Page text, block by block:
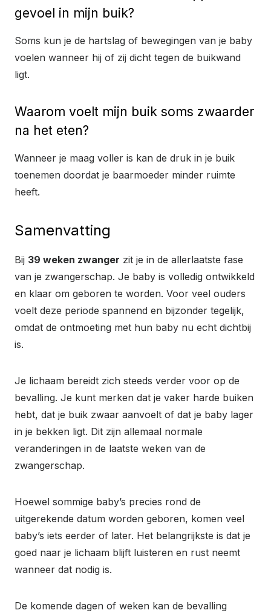
gevoel in mijn buik?
Soms kun je de hartslag of bewegingen van je baby
voelen wanneer hij of zij dicht tegen de buikwand
ligt.
Waarom voelt mijn buik soms zwaarder
na het eten?
Wanneer je maag voller is kan de druk in je buik
toenemen doordat je baarmoeder minder ruimte
heeft.
Samenvatting
Bij 39 weken zwanger zit je in de allerlaatste fase
van je zwangerschap. Je baby is volledig ontwikkeld
en klaar om geboren te worden. Voor veel ouders
voelt deze periode spannend en bijzonder tegelijk,
omdat de ontmoeting met hun baby nu echt dichtbij
is.
Je lichaam bereidt zich steeds verder voor op de
bevalling. Je kunt merken dat je vaker harde buiken
hebt, dat je buik zwaar aanvoelt of dat je baby lager
in je bekken ligt. Dit zijn allemaal normale
veranderingen in de laatste weken van de
zwangerschap.
Hoewel sommige baby’s precies rond de
uitgerekende datum worden geboren, komen veel
baby’s iets eerder of later. Het belangrijkste is dat je
goed naar je lichaam blijft luisteren en rust neemt
wanneer dat nodig is.
De komende dagen of weken kan de bevalling